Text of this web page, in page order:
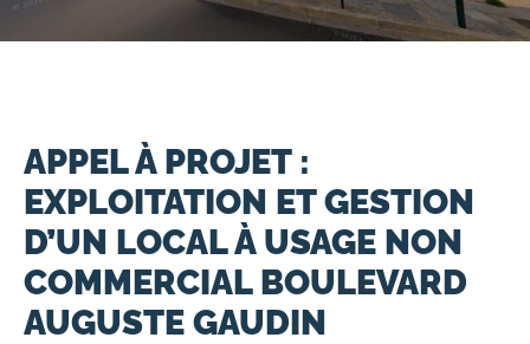
APPEL À PROJET :
EXPLOITATION ET GESTION
D’UN LOCAL À USAGE NON
COMMERCIAL BOULEVARD
AUGUSTE GAUDIN